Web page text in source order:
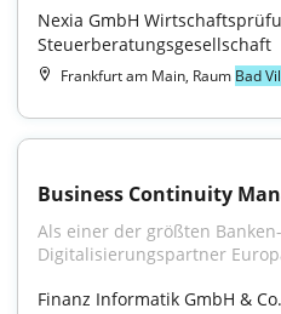
Nexia GmbH
Steuerberatungsgesellschaft
Frankfurt am Main, Raum Bad
Business Continuity
Als einer der größten
Digitalisierungspartner
Finanz Informatik GmbH &